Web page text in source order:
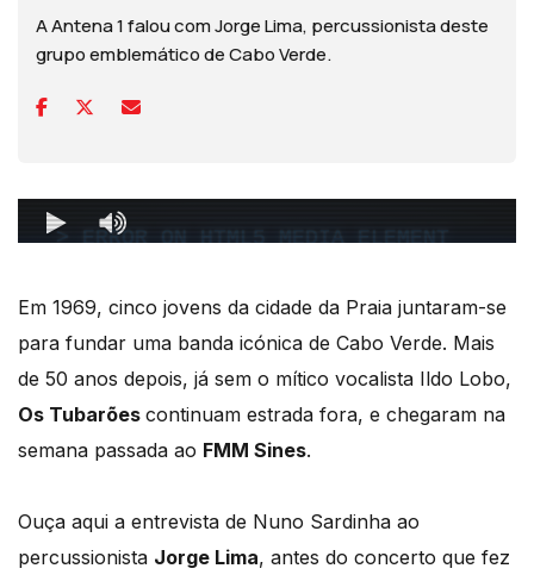
A Antena 1 falou com Jorge Lima, percussionista deste
grupo emblemático de Cabo Verde.
Em 1969, cinco jovens da cidade da Praia juntaram-se
para fundar uma banda icónica de Cabo Verde. Mais
de 50 anos depois, já sem o mítico vocalista Ildo Lobo,
Os Tubarões continuam estrada fora, e chegaram na
semana passada ao FMM Sines.
Ouça aqui a entrevista de Nuno Sardinha ao
percussionista Jorge Lima, antes do concerto que fez